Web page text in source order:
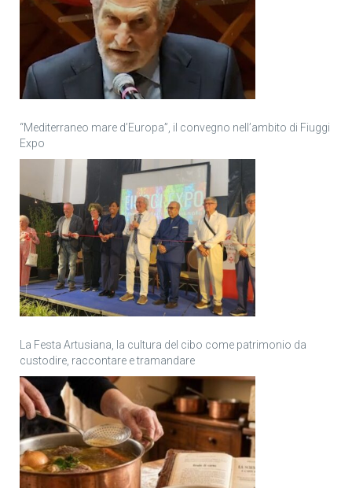
“Mediterraneo mare d’Europa”, il convegno nell’ambito di Fiuggi
Expo
La Festa Artusiana, la cultura del cibo come patrimonio da
custodire, raccontare e tramandare